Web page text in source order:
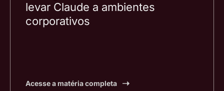
levar Claude a ambientes
corporativos
Acesse a matéria completa